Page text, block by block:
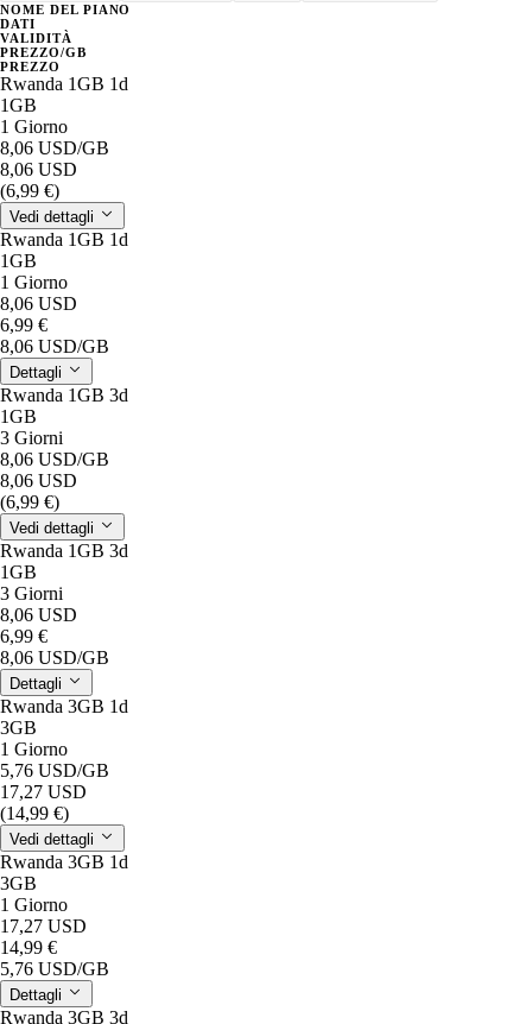
NOME DEL PIANO
DATI
VALIDITÀ
PREZZO/GB
PREZZO
Rwanda 1GB 1d
1GB
1 Giorno
8,06 USD/GB
8,06 USD
(6,99 €)
Vedi dettagli
Rwanda 1GB 1d
1GB
1 Giorno
8,06 USD
6,99 €
8,06 USD/GB
Dettagli
Rwanda 1GB 3d
1GB
3 Giorni
8,06 USD/GB
8,06 USD
(6,99 €)
Vedi dettagli
Rwanda 1GB 3d
1GB
3 Giorni
8,06 USD
6,99 €
8,06 USD/GB
Dettagli
Rwanda 3GB 1d
3GB
1 Giorno
5,76 USD/GB
17,27 USD
(14,99 €)
Vedi dettagli
Rwanda 3GB 1d
3GB
1 Giorno
17,27 USD
14,99 €
5,76 USD/GB
Dettagli
Rwanda 3GB 3d